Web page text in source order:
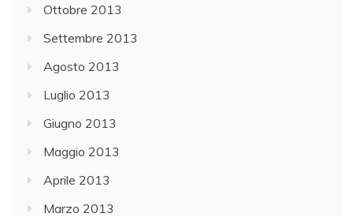
Ottobre 2013
Settembre 2013
Agosto 2013
Luglio 2013
Giugno 2013
Maggio 2013
Aprile 2013
Marzo 2013